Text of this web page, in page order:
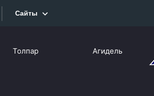
«Запад» Конференция
Сайты
Сайты
Толпар Агидель